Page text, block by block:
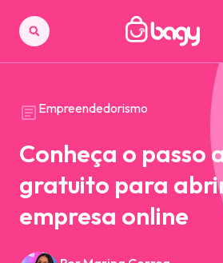
Empreendedorismo
Conheça o passo
gratuito para
empresa online